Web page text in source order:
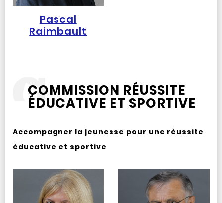
Pascal
Raimbault
COMMISSION RÉUSSITE
ÉDUCATIVE ET SPORTIVE
Accompagner la jeunesse pour une réussite
éducative et sportive